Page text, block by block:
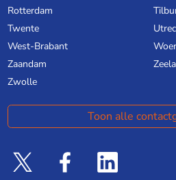
Rotterdam
Twente
West-Brabant
Zaandam
Zwolle
Toon alle